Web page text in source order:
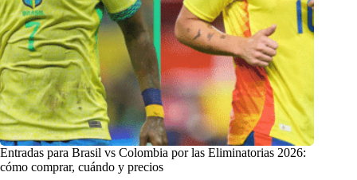
Entradas para Brasil vs Colombia por las Eliminatorias 2026:
cómo comprar, cuándo y precios